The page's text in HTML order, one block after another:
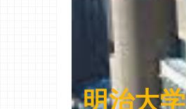
明治大学